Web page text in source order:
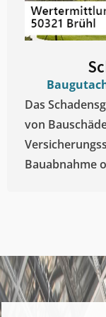
Das
von
Bauabnahme